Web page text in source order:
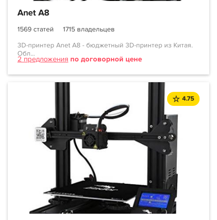
Anet A8
1569 статей
1715 владельцев
3D-принтер Anet A8 - бюджетный 3D-принтер из Китая.
Обл...
2 предложения по договорной цене
4.75